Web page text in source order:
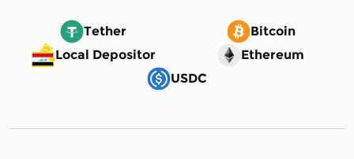
Tether
Bitcoin
Local Depositor
Ethereum
USDC